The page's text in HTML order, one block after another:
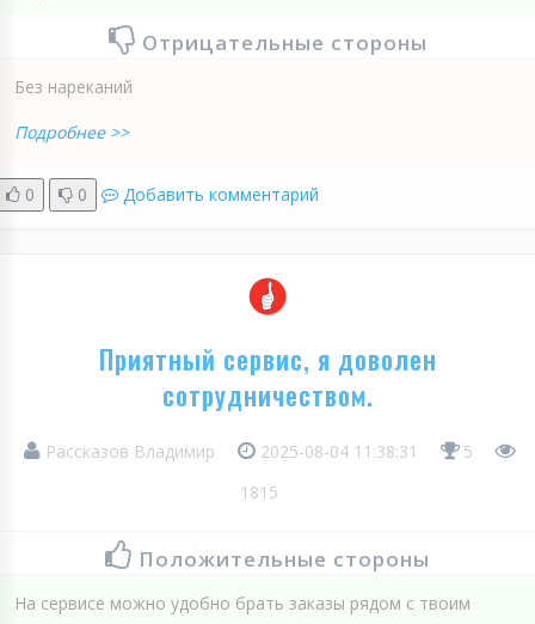
Отрицательные стороны
Без нареканий
Подробнее >>
0 0 Добавить комментарий
Приятный сервис, я доволен
сотрудничеством.
Рассказов Владимир 2025-08-04 11:38:31
5
1815
Положительные стороны
На сервисе можно удобно брать заказы рядом с твоим